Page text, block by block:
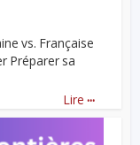
vs. Française
Préparer sa
Lire ...